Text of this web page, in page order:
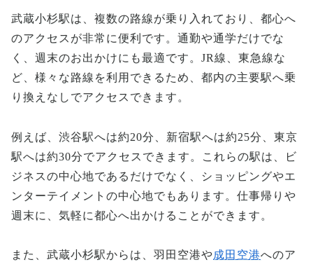
武蔵小杉駅は、複数の路線が乗り入れており、都心へ
のアクセスが非常に便利です。通勤や通学だけでな
く、週末のお出かけにも最適です。JR線、東急線な
ど、様々な路線を利用できるため、都内の主要駅へ乗
り換えなしでアクセスできます。
例えば、渋谷駅へは約20分、新宿駅へは約25分、東京
駅へは約30分でアクセスできます。これらの駅は、ビ
ジネスの中心地であるだけでなく、ショッピングやエ
ンターテイメントの中心地でもあります。仕事帰りや
週末に、気軽に都心へ出かけることができます。
また、武蔵小杉駅からは、羽田空港や成田空港へのア